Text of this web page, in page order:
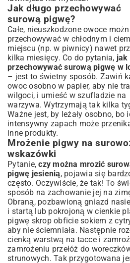
Jak długo przechowywać
surową pigwę?
Całe, nieuszkodzone owoce
przechowywać w chłodnym i
miejscu (np. w piwnicy) nawet
kilka miesięcy. Co do pytania, jak
przechowywać surową pigwę w
– jest to świetny sposób. Zawiń
owoc osobno w papier, aby nie
wilgoci, i umieść w szufladzie na
warzywa. Wytrzymają tak kilka
Ważne jest, by leżały osobno, bo
intensywny zapach może
inne produkty.
Mrożenie pigwy na surowo:
wskazówki
Pytanie,czy można mrozić
pigwę jesienią, pojawia się
często. Oczywiście, że tak! To
sposób na zachowanie jej na
Obraną, pozbawioną gniazd
i startą lub pokrojoną w cienkie
pigwę skrop obficie sokiem z
aby nie ściemniała. Następnie
cienką warstwą na tacce i
zamrożeniu przełóż do
strunowych. Tak przygotowana